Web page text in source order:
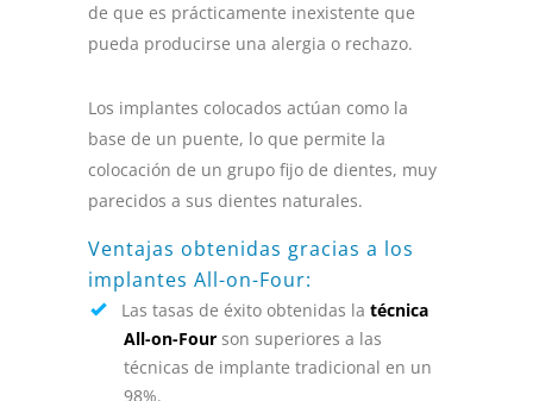
de que es prácticamente inexistente que
pueda producirse una alergia o rechazo.
Los implantes colocados actúan como la
base de un puente, lo que permite la
colocación de un grupo fijo de dientes, muy
parecidos a sus dientes naturales.
Ventajas obtenidas gracias a los
implantes All-on-Four:
Las tasas de éxito obtenidas la técnica
All-on-Four son superiores a las
técnicas de implante tradicional en un
98%.